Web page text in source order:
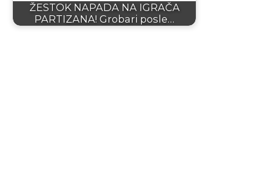
ŽESTOK NAPADA NA IGRAČA
PARTIZANA! Grobari posle…